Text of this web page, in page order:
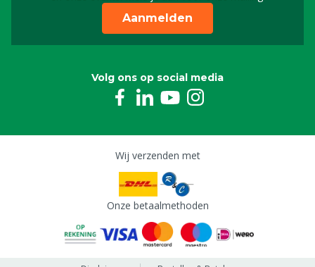
Aanmelden
Volg ons op social media
Wij verzenden met
Onze betaalmethoden